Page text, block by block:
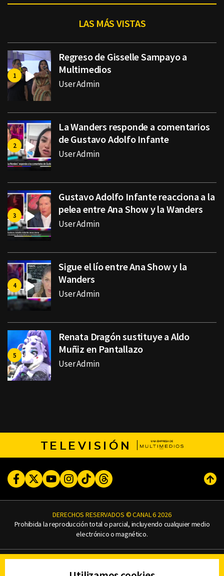
LAS MÁS VISTAS
Regreso de Gisselle Sampayo a
Multimedios
User Admin
La Wanders responde a comentarios
de Gustavo Adolfo Infante
User Admin
Gustavo Adolfo Infante reacciona a la
pelea entre Ana Show y la Wanders
User Admin
Sigue el lío entre Ana Show y la
Wanders
User Admin
Renata Dragón sustituye a Aldo
Muñiz en Pantallazo
User Admin
TELEVISIÓN
FacebookTwitterYoutubeInstagram
TikTokThreads
DERECHOS RESERVADOS © CANAL 6 2026
Prohibida la reproducción total o parcial, incluyendo cualquier medio
electrónico o magnético.
AVISO DE PRIVACIDAD